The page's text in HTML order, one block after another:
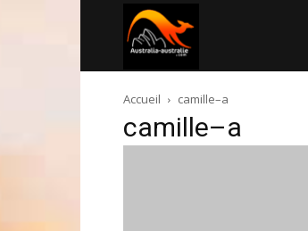
australie.com
Accueil camille–a
camille–a